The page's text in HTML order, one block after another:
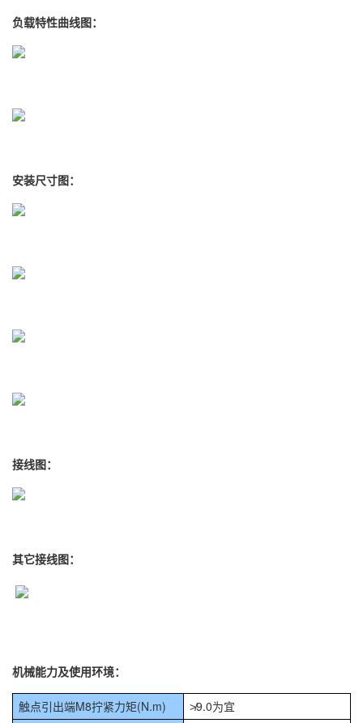
负载特性曲线图：
安装尺寸图：
接线图：
其它接线图：
机械能力及使用环境：
触点引出端M8拧紧力矩(N.m)
≯9.0为宜